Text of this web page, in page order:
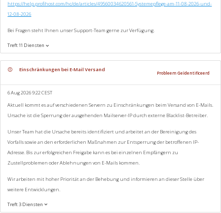
https://help.profihost.com/hc/de/articles/49560034620561-Systemepflege-am-11-08-2026-und-
12-08-2026
Bei Fragen steht Ihnen unser Support-Team gerne zur Verfügung.
Treft 11 Diensten
Einschränkungen bei E-Mail Versand
Probleem Geïdentificeerd
6 Aug 2026 9:22 CEST
Aktuell kommt es auf verschiedenen Servern zu Einschränkungen beim Versand von E-Mails.
Ursache ist die Sperrung der ausgehenden Mailserver-IP durch externe Blacklist-Betreiber.
Unser Team hat die Ursache bereits identifiziert und arbeitet an der Bereinigung des
Vorfalls sowie an den erforderlichen Maßnahmen zur Entsperrung der betroffenen IP-
Adresse. Bis zur erfolgreichen Freigabe kann es bei einzelnen Empfängern zu
Zustellproblemen oder Ablehnungen von E-Mails kommen.
Wir arbeiten mit hoher Priorität an der Behebung und informieren an dieser Stelle über
weitere Entwicklungen.
Treft 3 Diensten